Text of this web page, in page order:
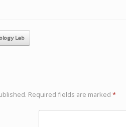
Lab
Required fields are marked *